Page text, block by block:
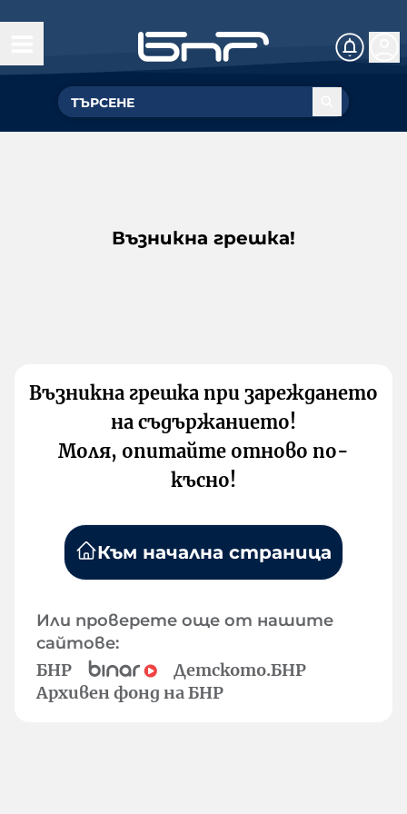
Възникна грешка!
Възникна грешка при зареждането
на съдържанието!
Моля, опитайте отново по-
късно!
Към начална страница
Или проверете още от нашите
сайтове:
БНР
Детското.БНР
Архивен фонд на БНР